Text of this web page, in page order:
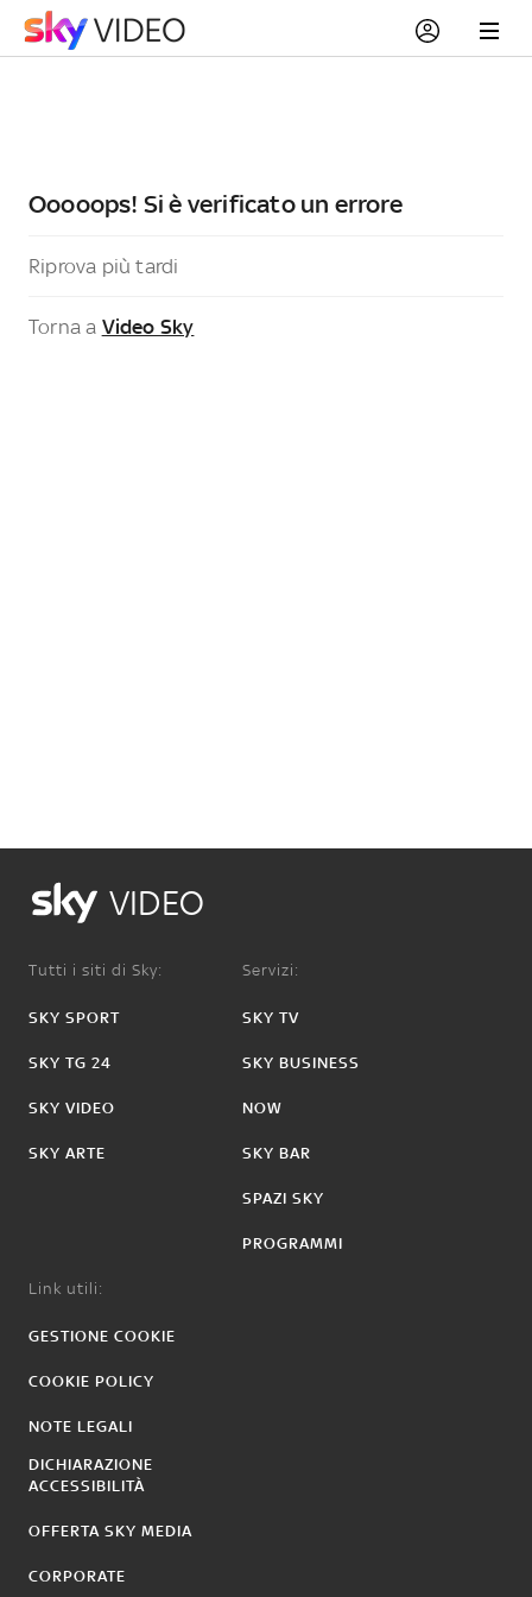
Ooooops! Si è verificato un errore
Riprova più tardi
Torna a Video Sky
VIDEO
Tutti i siti di Sky:
SKY SPORT
SKY TG 24
SKY VIDEO
SKY ARTE
Servizi:
SKY TV
SKY BUSINESS
NOW
SKY BAR
SPAZI SKY
PROGRAMMI
Link utili:
GESTIONE COOKIE
COOKIE POLICY
NOTE LEGALI
DICHIARAZIONE
ACCESSIBILITÀ
OFFERTA SKY MEDIA
CORPORATE